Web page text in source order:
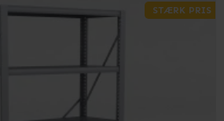
STÆRK PRIS